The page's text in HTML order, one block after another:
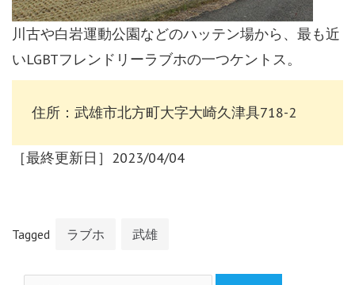
川古や白岩運動公園などのハッテン場から、最も近
いLGBTフレンドリーラブホの一つケントス。
住所：武雄市北方町大字大崎久津具718-2
［最終更新日］2023/04/04
Tagged ラブホ 武雄